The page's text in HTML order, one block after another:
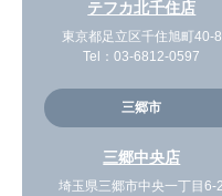
テフカ北千住店
東京都足立区千住旭町40-8
Tel：03-6812-0597
三郷市
三郷中央店
埼玉県三郷市中央一丁目6-2